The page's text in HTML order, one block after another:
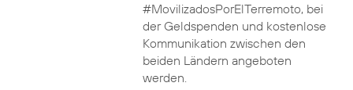
#MovilizadosPorElTerremoto, bei
der Geldspenden und kostenlose
Kommunikation zwischen den
beiden Ländern angeboten
werden.